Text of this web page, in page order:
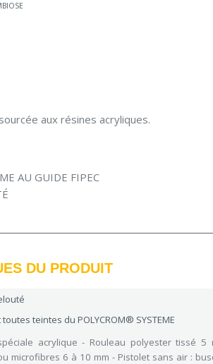
aux résines acryliques.
AU GUIDE FIPEC
DU PRODUIT
toutes teintes du POLYCROM® SYSTEME
acrylique - Rouleau polyester tissé 5
microfibres 6 à 10 mm - Pistolet sans air :